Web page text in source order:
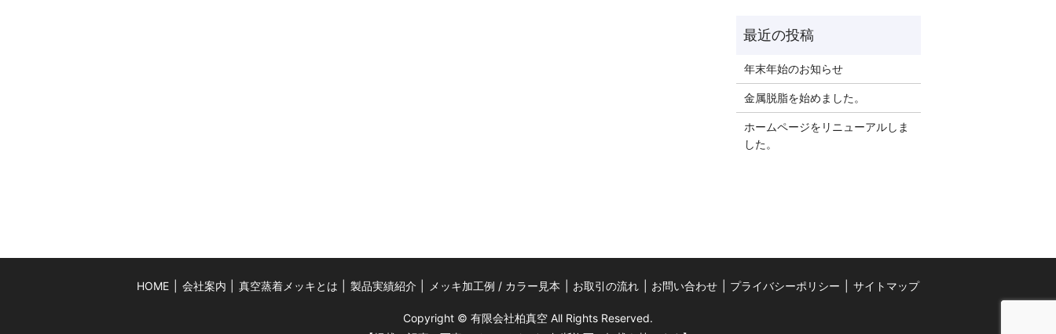
年末年始のお知らせ
金属脱脂を始めました。
ホームページをリニューアルしま
した。
HOME 会社案内 真空蒸着メッキとは 製品実績紹介 メッキ加工例 / カラー見本 お取引の流れ お問い合わせ プライバシーポリシー サイトマップ
Copyright © 有限会社柏真空 All Rights Reserved.